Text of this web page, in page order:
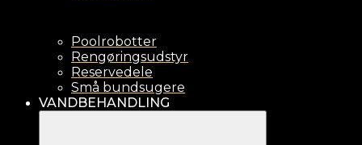
Poolrobotter
Rengøringsudstyr
Reservedele
Små bundsugere
VANDBEHANDLING